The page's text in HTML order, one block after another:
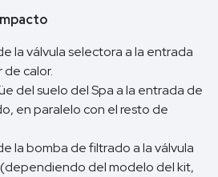
la válvula selectora a la entrada
calor.
del suelo del Spa a la entrada de
en paralelo con el resto de
la bomba de filtrado a la válvula
del modelo del kit,